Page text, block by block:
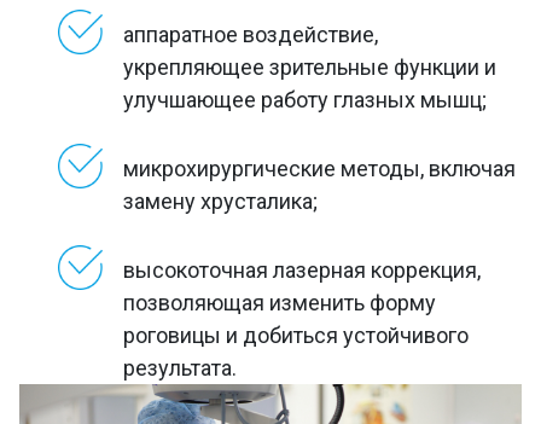
аппаратное воздействие,
укрепляющее зрительные функции и
улучшающее работу глазных мышц;
микрохирургические методы, включая
замену хрусталика;
высокоточная лазерная коррекция,
позволяющая изменить форму
роговицы и добиться устойчивого
результата.